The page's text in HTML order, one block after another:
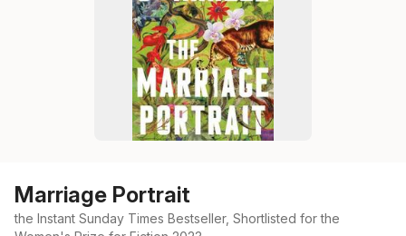
Marriage Portrait
the Instant Sunday Times Bestseller, Shortlisted for the